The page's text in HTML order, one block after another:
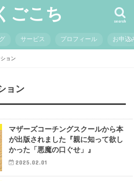
ごこち search
サービス プロフィール お申込
ョン
ョン
マザーズコーチングスクールから本
が出版されました『親に知って欲し
かった「悪魔の口ぐせ」』
2025.02.01